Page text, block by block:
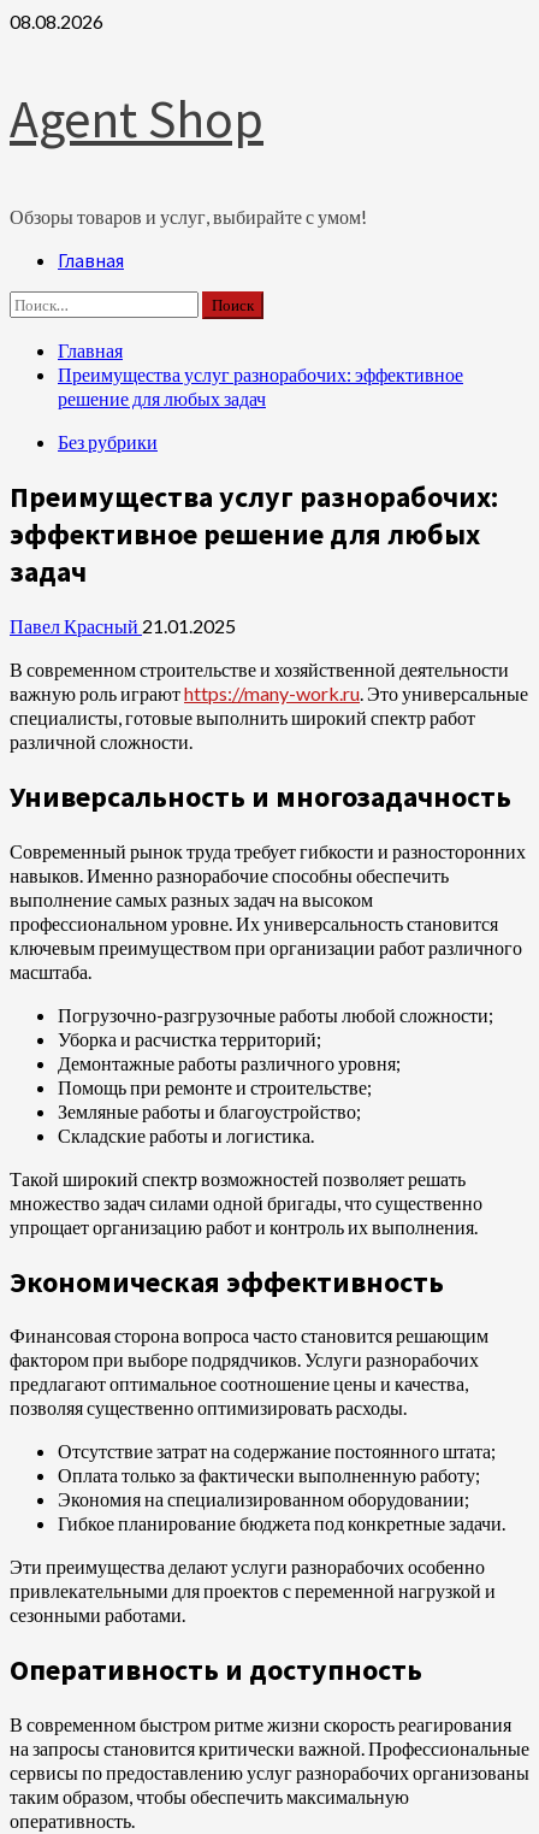
Перейти
08.08.2026
Agent Shop
Обзоры товаров и услуг, выбирайте с умом!
ОсновноеГлавная
Найти:
Главная
Преимущества услуг разнорабочих: эффективное
решение для любых задач
Без рубрики
Преимущества услуг разнорабочих:
эффективное решение для любых
задач
Павел Красный 21.01.2025
В современном строительстве и хозяйственной деятельности
важную роль играютhttps://many-work.ru. Это универсальные
специалисты, готовые выполнить широкий спектр работ
различной сложности.
Универсальность и многозадачность
Современный рынок труда требует гибкости и разносторонних
навыков. Именно разнорабочие способны обеспечить
выполнение самых разных задач на высоком
профессиональном уровне. Их универсальность становится
ключевым преимуществом при организации работ различного
масштаба.
Погрузочно-разгрузочные работы любой сложности;
Уборка и расчистка территорий;
Демонтажные работы различного уровня;
Помощь при ремонте и строительстве;
Земляные работы и благоустройство;
Складские работы и логистика.
Такой широкий спектр возможностей позволяет решать
множество задач силами одной бригады, что существенно
упрощает организацию работ и контроль их выполнения.
Экономическая эффективность
Финансовая сторона вопроса часто становится решающим
фактором при выборе подрядчиков. Услуги разнорабочих
предлагают оптимальное соотношение цены и качества,
позволяя существенно оптимизировать расходы.
Отсутствие затрат на содержание постоянного штата;
Оплата только за фактически выполненную работу;
Экономия на специализированном оборудовании;
Гибкое планирование бюджета под конкретные задачи.
Эти преимущества делают услуги разнорабочих особенно
привлекательными для проектов с переменной нагрузкой и
сезонными работами.
Оперативность и доступность
В современном быстром ритме жизни скорость реагирования
на запросы становится критически важной. Профессиональные
сервисы по предоставлению услуг разнорабочих организованы
таким образом, чтобы обеспечить максимальную
оперативность.